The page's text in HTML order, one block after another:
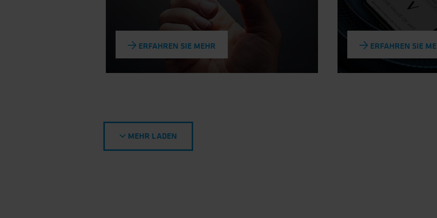
ERFAHREN SIE MEHR ERFAHREN SIE
MEHR LADEN